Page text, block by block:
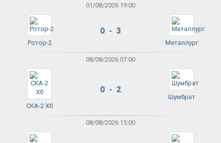
01/08/2026 19:00
Ротор-2
0 - 3
Металлург
08/08/2026 07:00
СКА-2 Хб
0 - 2
Шумбрат
08/08/2026 15:00